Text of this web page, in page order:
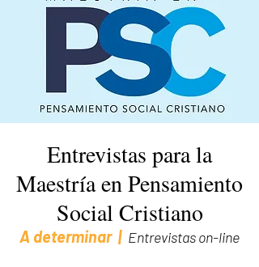
Entrevistas para la
Maestría en Pensamiento
Social Cristiano
A determinar
  |
Entrevistas on-line